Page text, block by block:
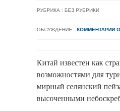
РУБРИКА : БЕЗ РУБРИКИ
ОБСУЖДЕНИЕ : КОММЕНТАРИИ
Китай известен как
возможностями для
мирный селянский
высоченными